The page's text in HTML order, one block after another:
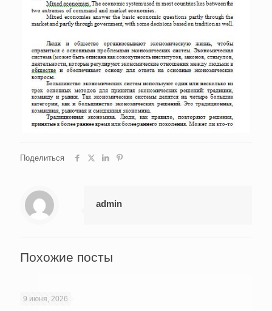
Поделиться
admin
Похожие посты
9 июня, 2026